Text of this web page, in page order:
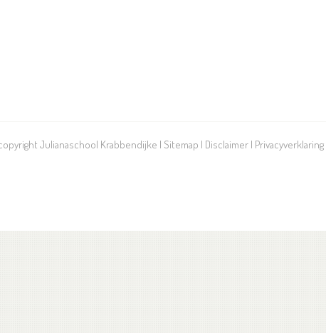
Julianaschool Krabbendijke | Sitemap | Disclaimer | Privacyverklaring